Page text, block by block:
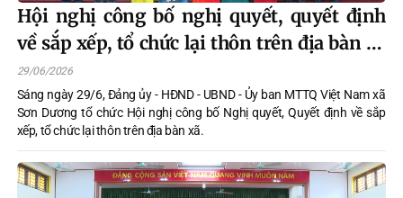
Hội nghị công bố nghị quyết, quyết định
về sắp xếp, tổ chức lại thôn trên địa bàn xã
Sơn Dương
29/06/2026
Sáng ngày 29/6, Đảng ủy - HĐND - UBND - Ủy ban MTTQ Việt Nam xã
Sơn Dương tổ chức Hội nghị công bố Nghị quyết, Quyết định về sắp
xếp, tổ chức lại thôn trên địa bàn xã.